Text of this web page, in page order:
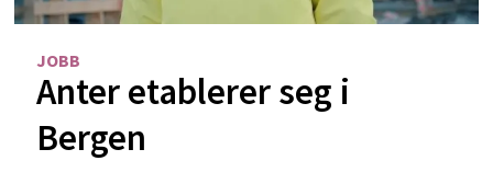
JOBB
Anter etablerer seg i
Bergen